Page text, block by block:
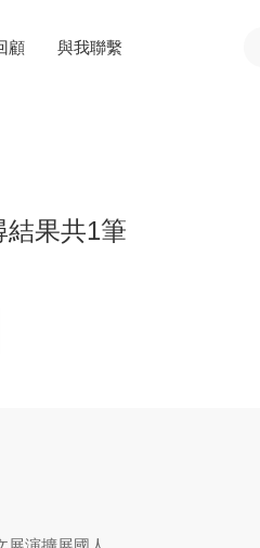
顧 與我聯繫
果共1筆